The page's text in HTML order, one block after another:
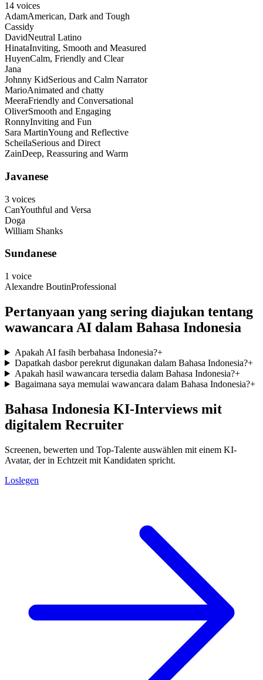
14 voices
AdamAmerican, Dark and Tough
Cassidy
DavidNeutral Latino
HinataInviting, Smooth and Measured
HuyenCalm, Friendly and Clear
Jana
Johnny KidSerious and Calm Narrator
MarioAnimated and chatty
MeeraFriendly and Conversational
OliverSmooth and Engaging
RonnyInviting and Fun
Sara MartinYoung and Reflective
ScheilaSerious and Direct
ZainDeep, Reassuring and Warm
Javanese
3 voices
CanYouthful and Versa
Doga
William Shanks
Sundanese
1 voice
Alexandre BoutinProfessional
Pertanyaan yang sering diajukan tentang
wawancara AI dalam Bahasa Indonesia
Apakah AI fasih berbahasa Indonesia?+
Dapatkah dasbor perekrut digunakan dalam Bahasa Indonesia?+
Apakah hasil wawancara tersedia dalam Bahasa Indonesia?+
Bagaimana saya memulai wawancara dalam Bahasa Indonesia?+
Bahasa Indonesia KI-Interviews mit
digitalem Recruiter
Screenen, bewerten und Top-Talente auswählen mit einem KI-
Avatar, der in Echtzeit mit Kandidaten spricht.
Loslegen